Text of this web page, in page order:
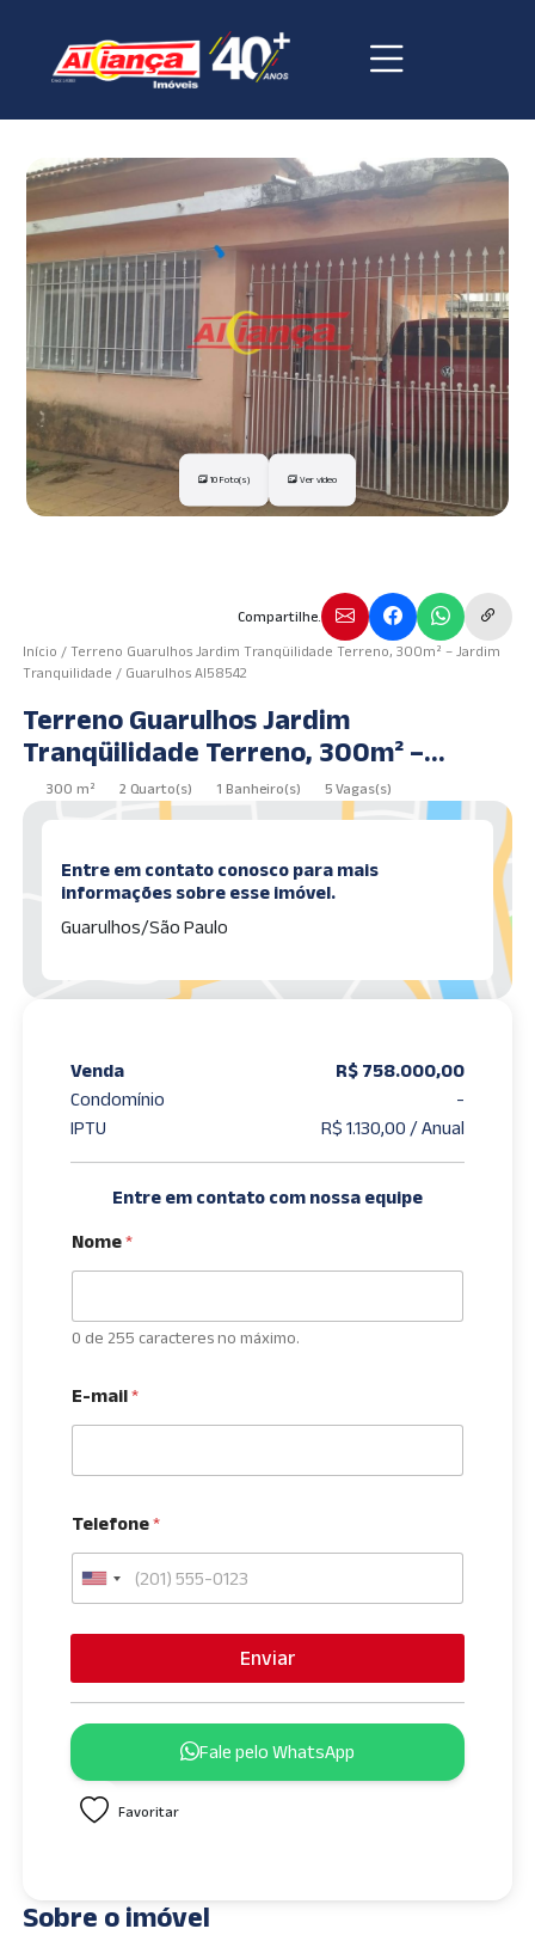
10 Foto(s) Ver vídeo
Compartilhe.
Início /Terreno Guarulhos Jardim Tranqüilidade Terreno, 300m² – Jardim
Tranquilidade / Guarulhos AI58542
Terreno Guarulhos Jardim
Tranqüilidade Terreno, 300m² –
Jardim Tranquilidade / Guarulhos
AI58542
300 m² 2 Quarto(s) 1 Banheiro(s) 5 Vagas(s)
Entre em contato conosco para mais
informações sobre esse imóvel.
Guarulhos/São Paulo
Venda
R$ 758.000,00
Condomínio
-
IPTU
R$ 1.130,00 / Anual
Entre em contato com nossa equipe
Nome*
0 de 255 caracteres no máximo.
E-mail*
Telefone*
U
e
d
t
a
+
Enviar
Fale pelo WhatsApp
Favoritar
Sobre o imóvel